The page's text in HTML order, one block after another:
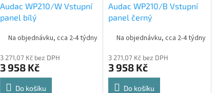
Audac WP210/W Vstupní
panel bílý
Na objednávku, cca 2-4 týdny
3 271,07 Kč bez DPH
3 958 Kč
Do košíku
Audac WP210/B Vstupní
panel černý
Na objednávku, cca 2-4 týdny
3 271,07 Kč bez DPH
3 958 Kč
Do košíku